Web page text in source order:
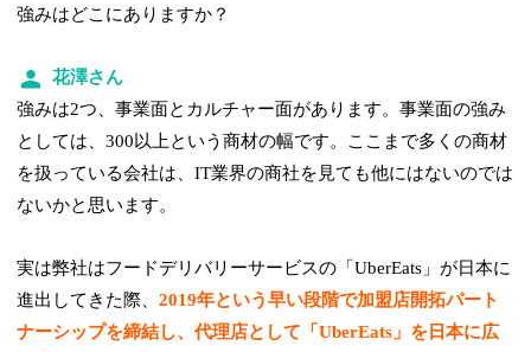
強みはどこにありますか？
花澤さん
強みは2つ、事業面とカルチャー面があります。事業面の強み
としては、300以上という商材の幅です。ここまで多くの商材
を扱っている会社は、IT業界の商社を見ても他にはないのでは
ないかと思います。
実は弊社はフードデリバリーサービスの「UberEats」が日本に
進出してきた際、2019年という早い段階で加盟店開拓パート
ナーシップを締結し、代理店として「UberEats」を日本に広